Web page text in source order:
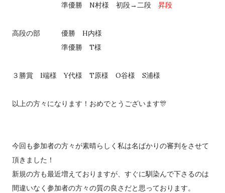
準優勝 N村様 初段→二段 昇段
高段の部 優勝 H内様
準優勝 T様
３勝賞 I端様 Y代様 T原様 O谷様 S浦様
以上の方々になります！おめでとうございます🎊
今回も参加者の方々が素晴らしく私は名ばかりの審判をさせて
頂きました！
新規の方も最近増えておりますが、すぐに馴染んで下さるのは
間違いなく参加者の方々の質の良さだと思っております。